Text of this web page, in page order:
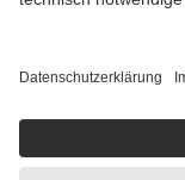
getroffen, um
https://
Einige Bilder und